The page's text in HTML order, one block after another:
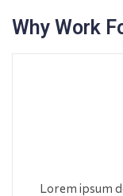
Why Work
Lorem ipsum